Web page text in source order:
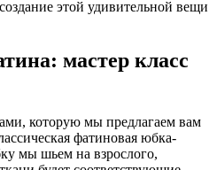
этой удивительной вещи
мастер класс
которую мы предлагаем вам
фатиновая юбка-
мы шьем на взрослого,